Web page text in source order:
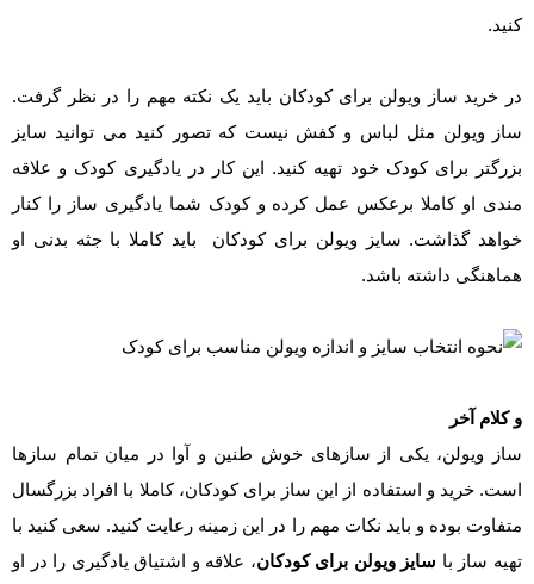
کنید.
در خرید ساز ویولن برای کودکان باید یک نکته مهم را در نظر گرفت.
ساز ویولن مثل لباس و کفش نیست که تصور کنید می توانید سایز
بزرگتر برای کودک خود تهیه کنید. این کار در یادگیری کودک و علاقه
مندی او کاملا برعکس عمل کرده و کودک شما یادگیری ساز را کنار
خواهد گذاشت. سایز ویولن برای کودکان باید کاملا با جثه بدنی او
هماهنگی داشته باشد.
و کلام آخر
ساز ویولن، یکی از سازهای خوش طنین و آوا در میان تمام سازها
است. خرید و استفاده از این ساز برای کودکان، کاملا با افراد بزرگسال
متفاوت بوده و باید نکات مهم را در این زمینه رعایت کنید. سعی کنید با
تهیه ساز با سایز ویولن برای کودکان، علاقه و اشتیاق یادگیری را در او